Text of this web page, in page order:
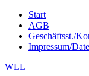
Start
AGB
Geschäftsst./
Impressum/
WLL